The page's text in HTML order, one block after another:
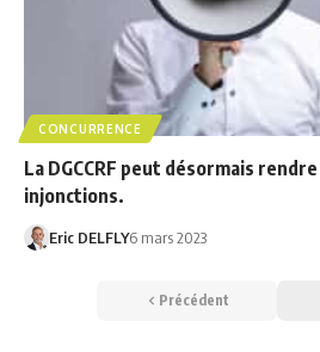
CONCURRENCE
La DGCCRF peut désormais
injonctions.
Eric DELFLY6 mars 2023
Précédent